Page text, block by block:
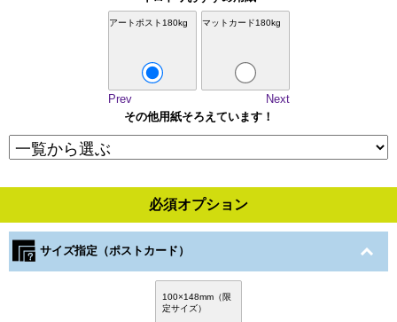
アートポスト180kg マットカード180kg
Prev
Next
その他用紙そろえています！
必須オプション
サイズ指定（ポストカード）
100×148mm（限
定サイズ）